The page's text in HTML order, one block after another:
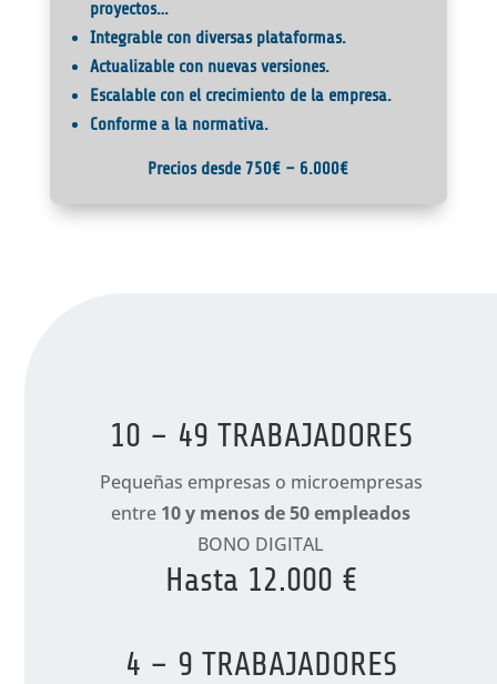
proyectos…
Integrable con diversas plataformas.
Actualizable con nuevas versiones.
Escalable con el crecimiento de la empresa.
Conforme a la normativa.
Precios desde 750€ – 6.000€
10 – 49 TRABAJADORES
Pequeñas empresas o microempresas
entre 10 y menos de 50 empleados
BONO DIGITAL
Hasta 12.000 €
4 – 9 TRABAJADORES